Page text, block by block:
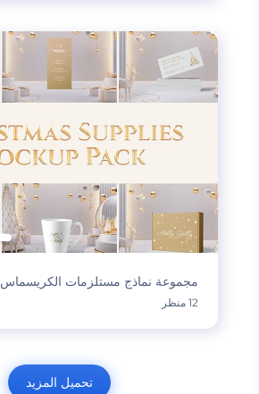
مجموعة نماذج مستلزمات الكريسماس
12 منظر
تحميل المزيد